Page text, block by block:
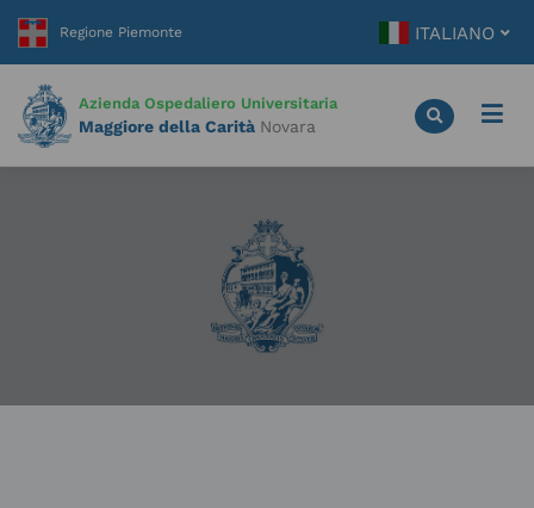
contenuto
ITALIANO
Azienda Ospedaliero Universitaria
Maggiore della Carità Novara